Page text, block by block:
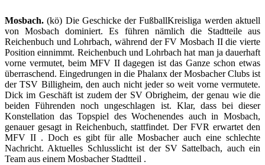
Mosbach. (kö) Die Geschicke der FußballKreisliga werden aktuell
von Mosbach dominiert. Es führen nämlich die Stadtteile aus
Reichenbuch und Lohrbach, während der FV Mosbach II die vierte
Position einnimmt. Reichenbuch und Lohrbach hat man ja dauerhaft
vorne vermutet, beim MFV II dagegen ist das Ganze schon etwas
überraschend. Eingedrungen in die Phalanx der Mosbacher Clubs ist
der TSV Billigheim, den auch nicht jeder so weit vorne vermutete.
Dick im Geschäft ist zudem der SV Obrigheim, der genau wie die
beiden Führenden noch ungeschlagen ist. Klar, dass bei dieser
Konstellation das Topspiel des Wochenendes auch in Mosbach,
genauer gesagt in Reichenbuch, stattfindet. Der FVR erwartet den
MFV II . Doch es gibt für alle Mosbacher auch eine schlechte
Nachricht. Aktuelles Schlusslicht ist der SV Sattelbach, auch ein
Team aus einem Mosbacher Stadtteil .